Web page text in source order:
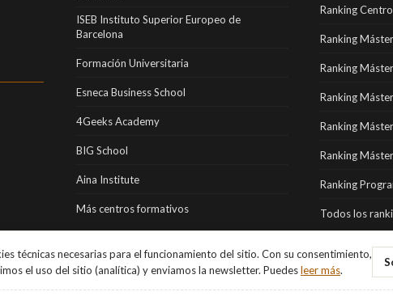
ISEB Instituto Superior Europeo de
Barcelona
Formación Universitaria
Esneca Business School
4Geeks Academy
BIG School
Aina Institute
Más centros formativos
Ranking
Ranking
Ranking
Ranking
Ranking
Ranking
Ranking
Todos los
técnicas necesarias para el funcionamiento del sitio. Con su consentimiento,
el uso del sitio (analítica) y enviamos la newsletter. Puedesleer más.